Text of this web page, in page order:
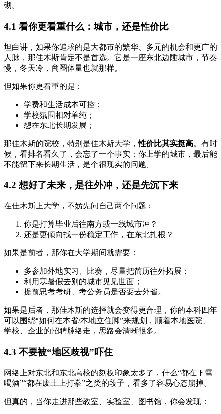
砌。
4.1 看你更看重什么：城市，还是性价比
坦白讲，如果你追求的是大都市的繁华、多元的机会和更广的
人脉，那佳木斯肯定不是首选。它是一座东北边陲城市，节奏
慢，冬天冷，商圈体量也就那样。
但如果你更看重的是：
学费和生活成本可控；
学校氛围相对单纯；
想在东北长期发展；
那佳木斯的院校，特别是佳木斯大学，性价比其实挺高。有时
候，看排名看久了，会忘了一个事实：你上学的城市，最后能
不能留下来长期生活，是个很现实的问题。
4.2 想好了未来，是往外冲，还是先沉下来
在佳木斯上大学，不妨先问自己两个问题：
你是打算毕业后往南方或一线城市冲？
还是更倾向找一份稳定工作，在东北扎根？
如果是前者，那你在大学期间就需要：
多参加外地实习、比赛，尽量把简历往外拓展；
利用寒暑假去别的城市见见世面；
提前思考考研、考公务员是否要去外省。
如果是后者，那佳木斯的选择就会变得更合理，你的本科四年
可以围绕“如何在本省/本地立住脚”来规划，顺着本地医院、
学校、企业的招聘脉络走，思路会清晰很多。
4.3 不要被“地区歧视”吓住
网络上对东北和东北高校的刻板印象太多了，什么“都在下雪
喝酒”“都在废土上打拳”之类的段子，看多了容易心态崩掉。
但真的，当你走进那些教室、实验室、图书馆，你会发现：